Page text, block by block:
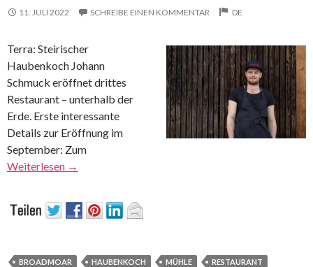
11. JULI 2022 SCHREIBE EINEN KOMMENTAR DE
Terra: Steirischer
Haubenkoch Johann
Schmuck eröffnet drittes
Restaurant – unterhalb der
Erde. Erste interessante
Details zur Eröffnung im
September: Zum
Weiterlesen →
BROADMOAR HAUBENKOCH MÜHLE
RESTAURANT